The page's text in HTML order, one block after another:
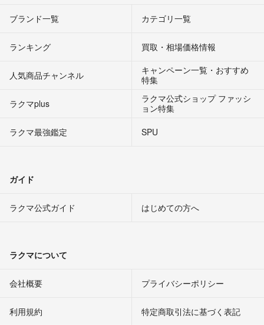
ブランド一覧 カテゴリ一覧
ランキング 買取・相場価格情報
人気商品チャンネル
キャンペーン一覧・おすすめ
特集
ラクマplus
ラクマ公式ショップ ファッシ
ョン特集
ラクマ最強鑑定
SPU
ガイド
ラクマ公式ガイド はじめての方へ
ラクマについて
会社概要 プライバシーポリシー
利用規約 特定商取引法に基づく表記